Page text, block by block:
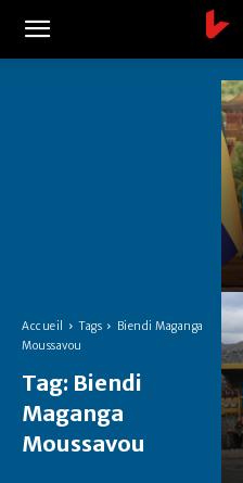
Accueil Tags
Biendi Maganga
Moussavou
Tag: Biendi
Maganga
Moussavou